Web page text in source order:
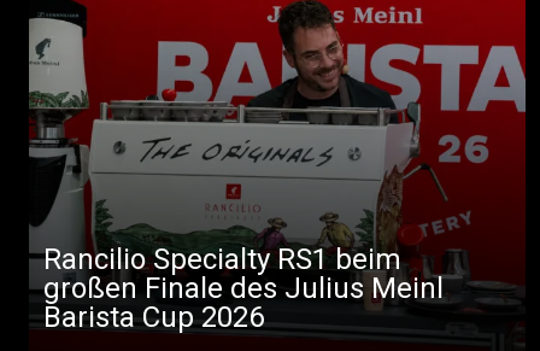
Rancilio Specialty RS1 beim
großen Finale des Julius Meinl
Barista Cup 2026
Alle
Produkte
Nachrichten
Herunterladen
Mehr